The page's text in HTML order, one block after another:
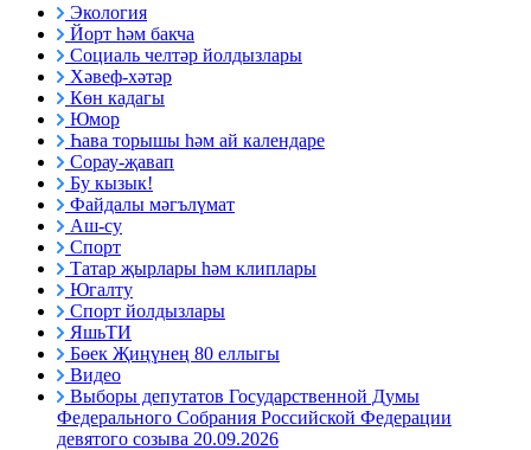
Экология
Йорт һәм бакча
Социаль челтәр йолдызлары
Хәвеф-хәтәр
Көн кадагы
Юмор
Һава торышы һәм ай календаре
Сорау-җавап
Бу кызык!
Файдалы мәгълүмат
Аш-су
Спорт
Татар җырлары һәм клиплары
Югалту
Спорт йолдызлары
ЯшьТИ
Бөек Җиңүнең 80 еллыгы
Видео
Выборы депутатов Государственной Думы
Федерального Собрания Российской Федерации
девятого созыва 20.09.2026